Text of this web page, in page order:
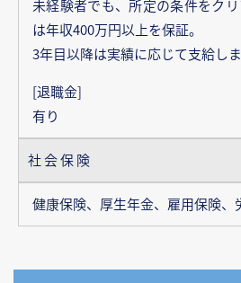
未経験者でも、所定の条件をク
は年収400万円以上を保証。
3年目以降は実績に応じて支給しま
[退職金]
有り
社会保険
健康保険、厚生年金、雇用保険、